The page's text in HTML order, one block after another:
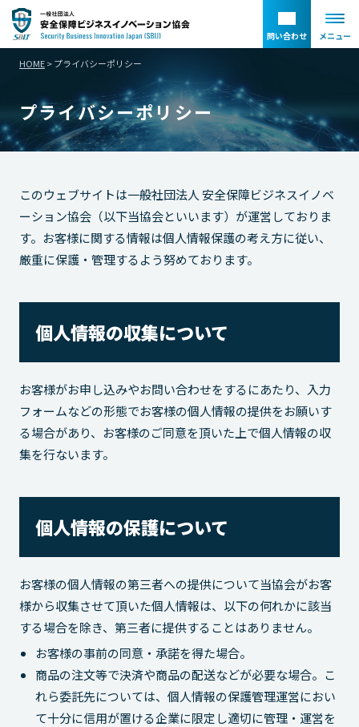
メニュー
問い合わせ
HOME>プライバシーポリシー
プライバシーポリシー
このウェブサイトは一般社団法人 安全保障ビジネスイノベ
ーション協会（以下当協会といいます）が運営しておりま
す。お客様に関する情報は個人情報保護の考え方に従い、
厳重に保護・管理するよう努めております。
個人情報の収集について
お客様がお申し込みやお問い合わせをするにあたり、入力
フォームなどの形態でお客様の個人情報の提供をお願いす
る場合があり、お客様のご同意を頂いた上で個人情報の収
集を行ないます。
個人情報の保護について
お客様の個人情報の第三者への提供について当協会がお客
様から収集させて頂いた個人情報は、以下の何れかに該当
する場合を除き、第三者に提供することはありません。
お客様の事前の同意・承諾を得た場合。
商品の注文等で決済や商品の配送などが必要な場合。こ
れら委託先については、個人情報の保護管理運営におい
て十分に信用が置ける企業に限定し適切に管理・運営を